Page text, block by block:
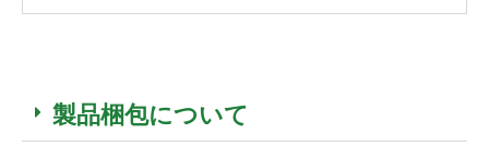
製品梱包について